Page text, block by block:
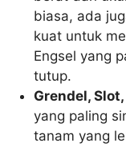
biasa, ada
kuat untuk
Engsel yang
tutup.
Grendel,
yang paling
tanam yang